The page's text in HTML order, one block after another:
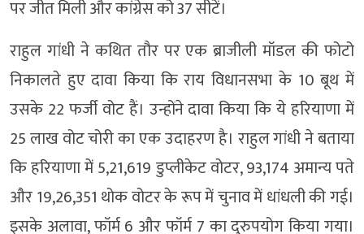
पर जीत मिली और कांग्रेस को 37 सीटें।
राहुल गांधी ने कथित तौर पर एक ब्राजीली मॉडल की फोटो
निकालते हुए दावा किया कि राय विधानसभा के 10 बूथ में
उसके 22 फर्जी वोट हैं। उन्होंने दावा किया कि ये हरियाणा में
25 लाख वोट चोरी का एक उदाहरण है। राहुल गांधी ने बताया
कि हरियाणा में 5,21,619 डुप्लीकेट वोटर, 93,174 अमान्य पते
और 19,26,351 थोक वोटर के रूप में चुनाव में धांधली की गई।
इसके अलावा, फॉर्म 6 और फॉर्म 7 का दुरुपयोग किया गया।